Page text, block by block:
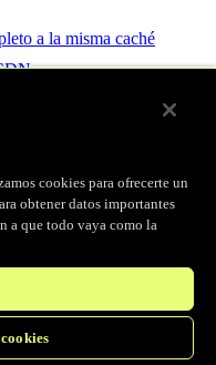
a la misma caché
cookies para ofrecerte un
obtener datos importantes
a que todo vaya como la